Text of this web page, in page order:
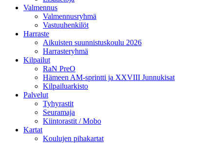
Valmennus
Valmennusryhmä
Vastuuhenkilöt
Harraste
Aikuisten suunnistuskoulu 2026
Harrasteryhmä
Kilpailut
RaN PreO
Hämeen AM-sprintti ja XXVIII Junnukisat
Kilpailuarkisto
Palvelut
Tyhyrastit
Seuramaja
Kiintorastit / Mobo
Kartat
Koulujen pihakartat